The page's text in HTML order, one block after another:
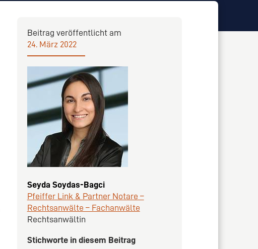
Beitrag veröffentlicht am
24. März 2022
Seyda Soydas-Bagci
Pfeiffer Link & Partner Notare –
Rechtsanwälte – Fachanwälte
Rechtsanwältin
Stichworte in diesem Beitrag